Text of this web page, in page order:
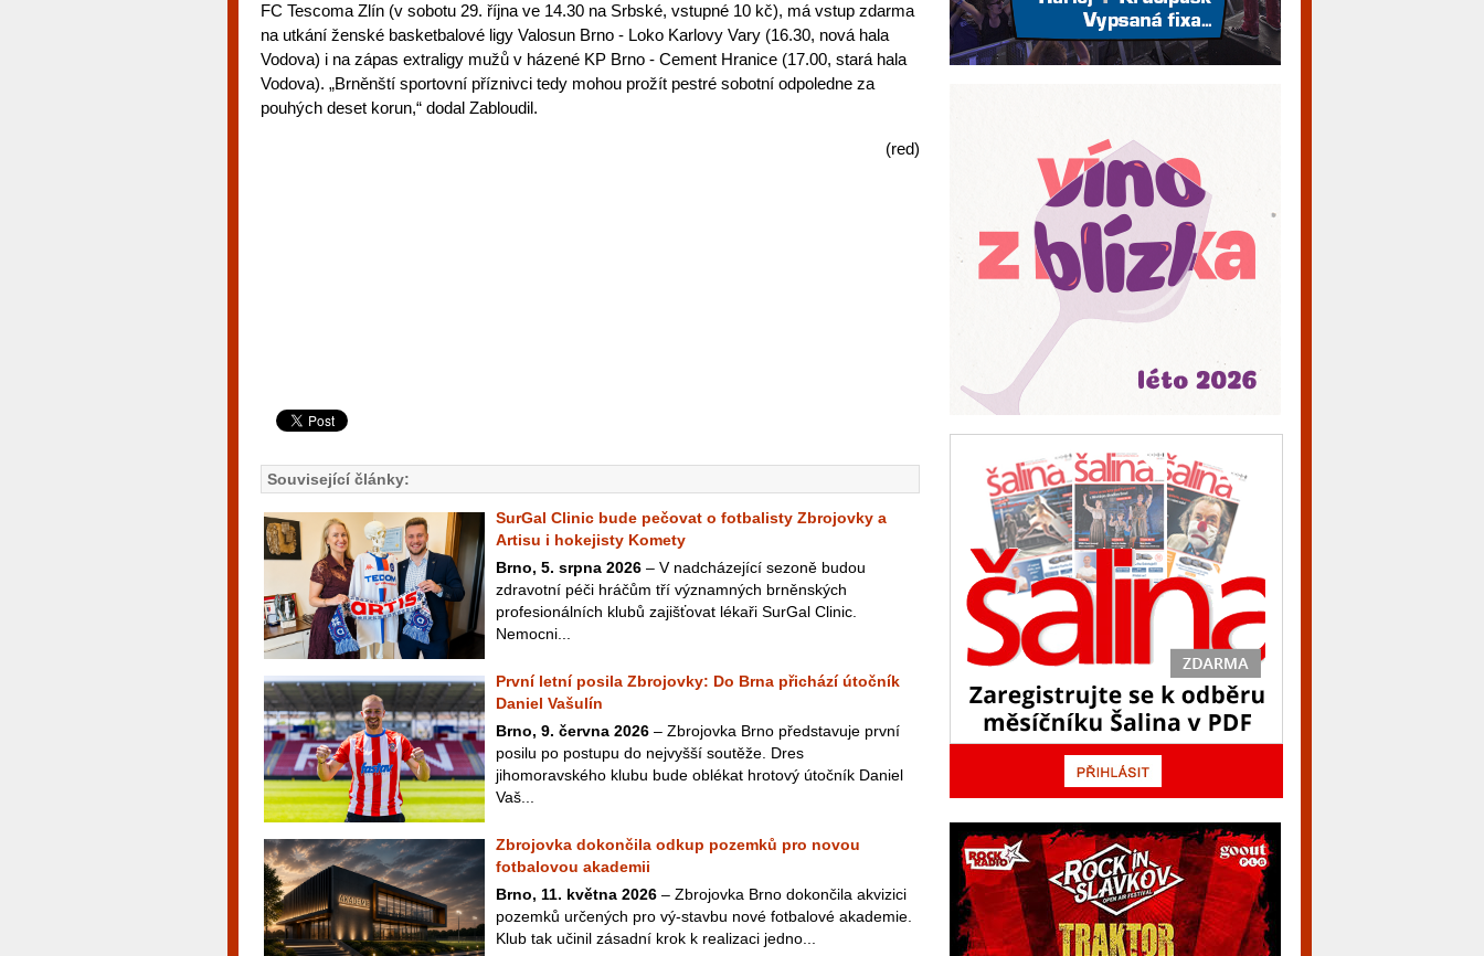
FC Tescoma Zlín (v sobotu 29. října ve 14.30 na Srbské, vstupné 10 kč), má vstup zdarma
na utkání ženské basketbalové ligy Valosun Brno - Loko Karlovy Vary (16.30, nová hala
Vodova) i na zápas extraligy mužů v házené KP Brno - Cement Hranice (17.00, stará hala
Vodova). „Brněnští sportovní příznivci tedy mohou prožít pestré sobotní odpoledne za
pouhých deset korun,“ dodal Zabloudil.
(red)
Související články:
SurGal Clinic bude pečovat o fotbalisty Zbrojovky a
Artisu i hokejisty Komety
Brno, 5. srpna 2026 – V nadcházející sezoně budou
zdravotní péči hráčům tří významných brněnských
profesionálních klubů zajišťovat lékaři SurGal Clinic.
Nemocni...
První letní posila Zbrojovky: Do Brna přichází útočník
Daniel Vašulín
Brno, 9. června 2026 – Zbrojovka Brno představuje první
posilu po postupu do nejvyšší soutěže. Dres
jihomoravského klubu bude oblékat hrotový útočník Daniel
Vaš...
Zbrojovka dokončila odkup pozemků pro novou
fotbalovou akademii
Brno, 11. května 2026 – Zbrojovka Brno dokončila akvizici
pozemků určených pro vý-stavbu nové fotbalové akademie.
Klub tak učinil zásadní krok k realizaci jedno...